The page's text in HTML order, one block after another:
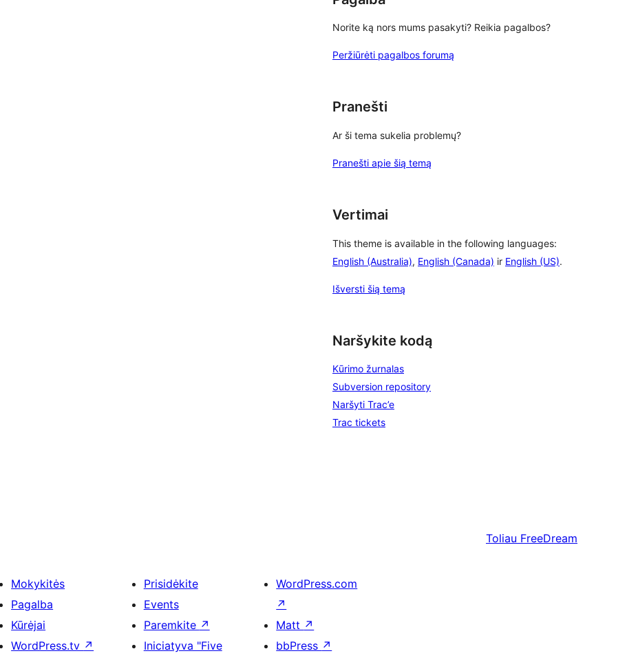
Norite ką nors mums pasakyti? Reikia pagalbos?
Peržiūrėti pagalbos forumą
Pranešti
Ar ši tema sukelia problemų?
Pranešti apie šią temą
Vertimai
This theme is available in the following languages:
English (Australia), English (Canada) ir English (US).
Išversti šią temą
Naršykite kodą
Kūrimo žurnalas
Subversion repository
Naršyti Trac’e
Trac tickets
Toliau FreeDream
Mokykitės
Pagalba
Kūrėjai
WordPress.tv ↗
Prisidėkite
Events
Paremkite ↗
Iniciatyva "Five
WordPress.com
↗
Matt ↗
bbPress ↗